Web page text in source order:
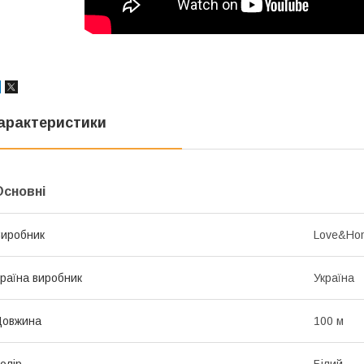
виробник Україна
100 м